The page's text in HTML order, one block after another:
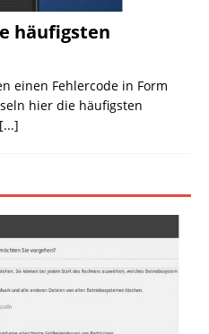
häufigsten
einen Fehlercode in Form
hier die häufigsten
[...]